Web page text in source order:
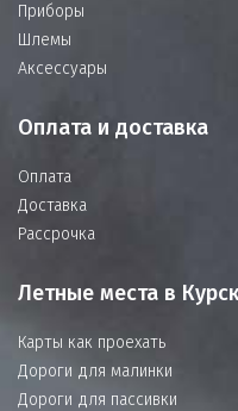
Приборы
Шлемы
Аксессуары
Оплата и доставка
Оплата
Доставка
Рассрочка
Летные места в
Карты как проехать
Дороги для малинки
Дороги для пассивки